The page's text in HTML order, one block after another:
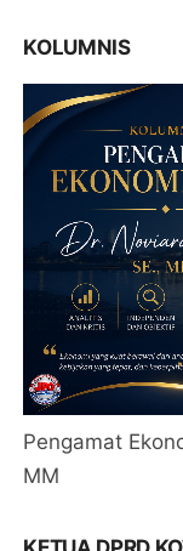
KOLUMNIS
Pengamat
MM